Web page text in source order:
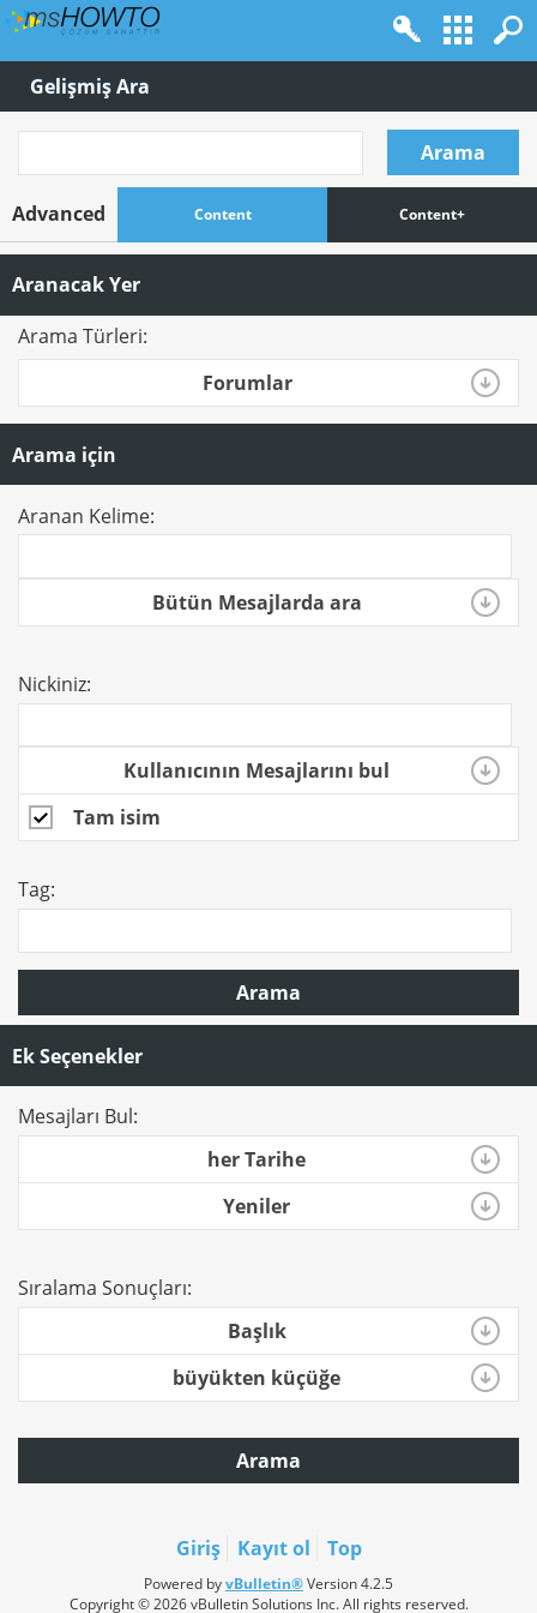
Gelişmiş Ara
Arama
Advanced Content Content+
Aranacak Yer
Arama Türleri:
Forumlar
Arama için
Aranan Kelime:
Bütün Mesajlarda ara
Nickiniz:
Kullanıcının Mesajlarını bul
Tam isim
Tag:
Arama
Ek Seçenekler
Mesajları Bul:
her Tarihe
Yeniler
Sıralama Sonuçları:
Başlık
büyükten küçüğe
Arama
Giriş Kayıt ol Top
Powered byvBulletin®Version 4.2.5
Copyright © 2026 vBulletin Solutions Inc. All rights reserved.